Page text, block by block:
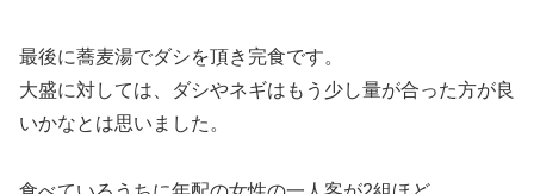
最後に蕎麦湯でダシを頂き完食です。
大盛に対しては、ダシやネギはもう少し量が合った方が良
いかなとは思いました。